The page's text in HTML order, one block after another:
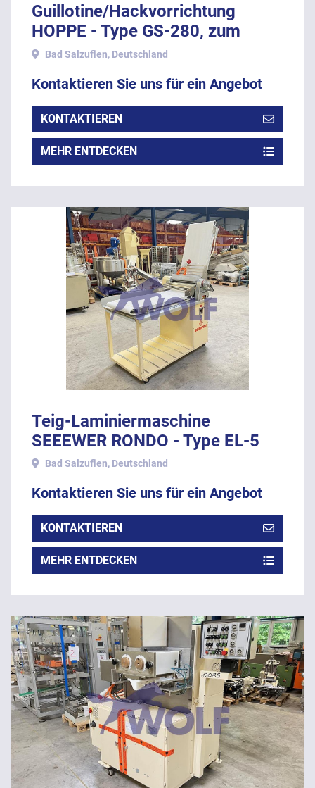
Guillotine/Hackvorrichtung
HOPPE - Type GS-280, zum
Ablängen der Stränge.
Bad Salzuflen, Deutschland
Kontaktieren Sie uns für ein Angebot
KONTAKTIEREN
MEHR ENTDECKEN
Teig-Laminiermaschine
SEEEWER RONDO - Type EL-5
mit ca. 450 mm Arbeitsbreite.
Bad Salzuflen, Deutschland
Kontaktieren Sie uns für ein Angebot
KONTAKTIEREN
MEHR ENTDECKEN